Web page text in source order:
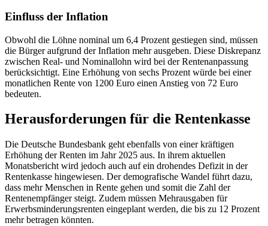
Einfluss der Inflation
Obwohl die Löhne nominal um 6,4 Prozent gestiegen sind, müssen
die Bürger aufgrund der Inflation mehr ausgeben. Diese Diskrepanz
zwischen Real- und Nominallohn wird bei der Rentenanpassung
berücksichtigt. Eine Erhöhung von sechs Prozent würde bei einer
monatlichen Rente von 1200 Euro einen Anstieg von 72 Euro
bedeuten.
Herausforderungen für die Rentenkasse
Die Deutsche Bundesbank geht ebenfalls von einer kräftigen
Erhöhung der Renten im Jahr 2025 aus. In ihrem aktuellen
Monatsbericht wird jedoch auch auf ein drohendes Defizit in der
Rentenkasse hingewiesen. Der demografische Wandel führt dazu,
dass mehr Menschen in Rente gehen und somit die Zahl der
Rentenempfänger steigt. Zudem müssen Mehrausgaben für
Erwerbsminderungsrenten eingeplant werden, die bis zu 12 Prozent
mehr betragen könnten.